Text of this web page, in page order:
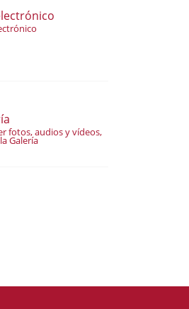
fotos, audios y vídeos,
Galería